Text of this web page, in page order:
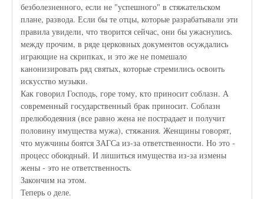
безболезненного, если не "успешного" в стяжательском
плане, развода. Если бы те отцы, которые разрабатывали эти
правила увидели, что творится сейчас, они бы ужаснулись.
между прочим, в ряде церковных документов осуждались
играющие на скрипках, и это же не помешало
канонизировать ряд святых, которые стремились освоить
искусство музыки.
Как говорил Господь, горе тому, кто приносит соблазн. А
современный государственный брак приносит. Соблазн
прелюбодеяния (все равно жена не пострадает и получит
половину имущества мужа), стяжания. Женщины говорят,
что мужчины боятся ЗАГСа из-за ответственности. Но это -
процесс обоюдный. И лишиться имущества из-за измены
жены - это не ответственность.
Закончим на этом.
Теперь о деле.